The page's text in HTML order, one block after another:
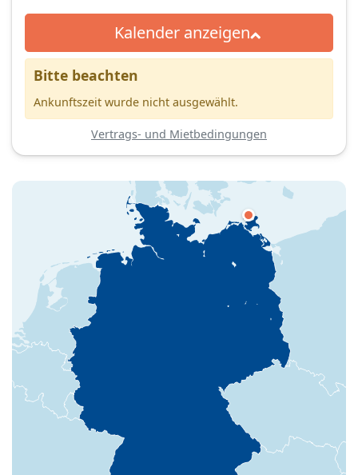
Kalender anzeigen
Bitte beachten
Ankunftszeit wurde nicht ausgewählt.
Vertrags- und Mietbedingungen